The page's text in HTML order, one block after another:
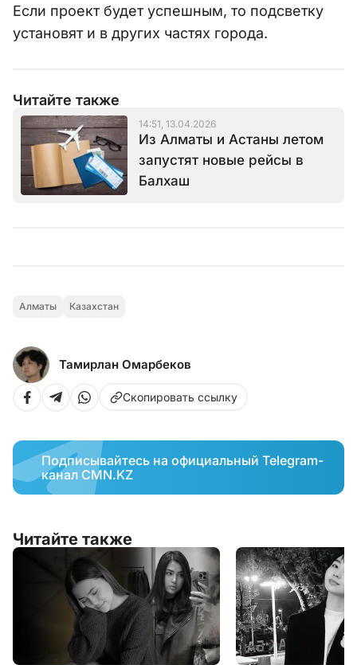
Если проект будет успешным, то подсветку
установят и в других частях города.
Читайте также
14:51, 13.04.2026
Из Алматы и Астаны летом
запустят новые рейсы в
Балхаш
Алматы Казахстан
Тамирлан Омарбеков
Скопировать ссылку
Подписывайтесь на официальный Telegram-
канал CMN.KZ
Читайте также